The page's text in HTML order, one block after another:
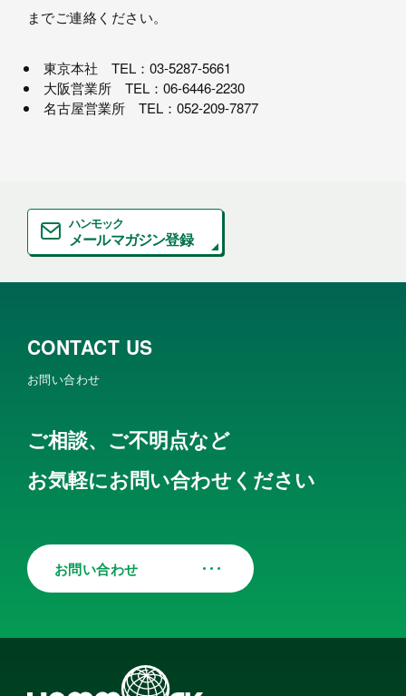
までご連絡ください。
東京本社 TEL：03-5287-5661
大阪営業所 TEL：06-6446-2230
名古屋営業所 TEL：052-209-7877
ハンモック
メールマガジン登録
CONTACT US
お問い合わせ
ご相談、ご不明点など
お気軽にお問い合わせください
お問い合わせ